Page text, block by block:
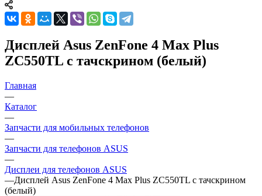
Дисплей Asus ZenFone 4 Max Plus
ZC550TL с тачскрином (белый)
Главная
—
Каталог
—
Запчасти для мобильных телефонов
—
Запчасти для телефонов ASUS
—
Дисплеи для телефонов ASUS
—Дисплей Asus ZenFone 4 Max Plus ZC550TL с тачскрином
(белый)